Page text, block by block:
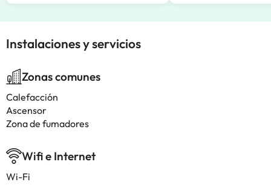
Instalaciones y servicios
Zonas comunes
Calefacción
Ascensor
Zona de fumadores
Wifi e Internet
Wi-Fi